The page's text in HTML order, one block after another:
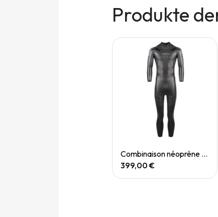
Produkte
Quick View
Combinaison néoprène DNA 2 Homme
399,00 €